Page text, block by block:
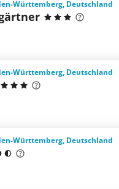
Württemberg, Deutschland
Württemberg, Deutschland
Württemberg, Deutschland